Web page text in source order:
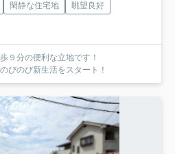
閑静な住宅地
眺望良好
９分の便利な立地です！
びのび新生活をスタート！